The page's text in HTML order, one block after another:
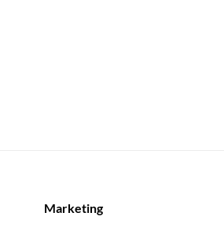
Marketing